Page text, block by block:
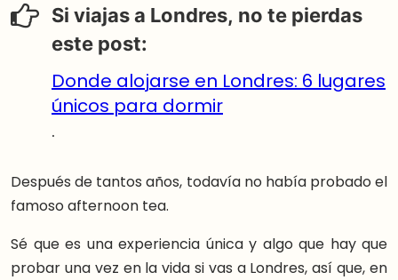
Si viajas a Londres, no te pierdas
este post:
Donde alojarse en Londres: 6 lugares
únicos para dormir
.
Después de tantos años, todavía no había probado el
famoso afternoon tea.
Sé que es una experiencia única y algo que hay que
probar una vez en la vida si vas a Londres, así que, en